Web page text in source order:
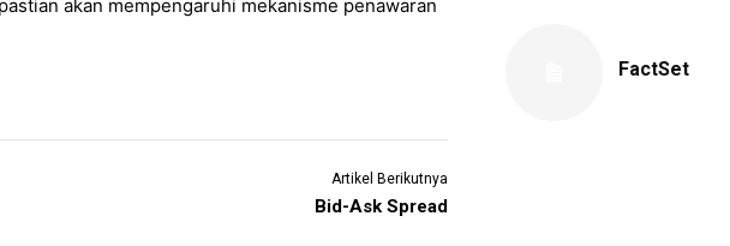
akan mempengaruhi mekanisme penawaran
Artikel Berikutnya
Bid-Ask Spread
FactSet